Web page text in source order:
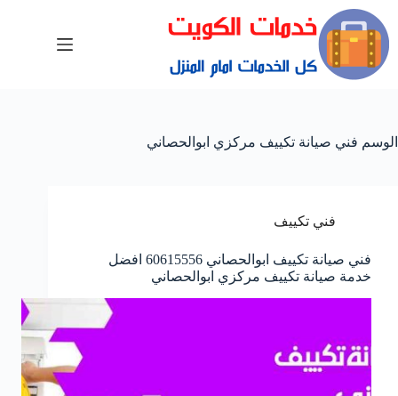
الوسم فني صيانة تكييف مركزي ابوالحصاني
فني تكييف
فني صيانة تكييف ابوالحصاني 60615556 افضل
خدمة صيانة تكييف مركزي ابوالحصاني